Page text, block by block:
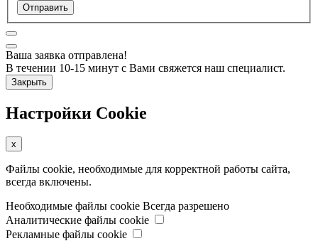
Отправить
Ваша заявка отправлена!
В течении 10-15 минут с Вами свяжется наш специалист.
Закрыть
Настройки Cookie
x
Файлы cookie, необходимые для корректной работы сайта,
всегда включены.
Необходимые файлы cookie Всегда разрешено
Аналитические файлы cookie
Рекламные файлы cookie